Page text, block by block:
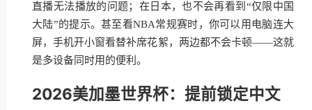
直播无法播放的问题；在日本，也不会再看到“仅限中国
大陆”的提示。甚至看NBA常规赛时，你可以用电脑连大
屏，手机开小窗看替补席花絮，两边都不会卡顿——这就
是多设备同时用的便利。
2026美加墨世界杯：提前锁定中文